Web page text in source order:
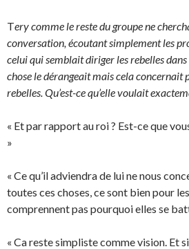
Tery comme le reste du groupe ne
conversation, écoutant simplement les
celui qui semblait diriger les rebelles
chose le dérangeait mais cela concernait
rebelles. Qu’est-ce qu’elle voulait
« Et par rapport au roi ? Est-ce que
»
« Ce qu’il adviendra de lui ne nous
toutes ces choses, ce sont bien pour
comprennent pas pourquoi elles se
« Ca reste simpliste comme vision. Et